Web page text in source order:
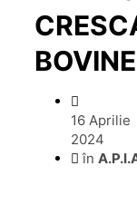
BOVINE
16 Aprilie
2024
în